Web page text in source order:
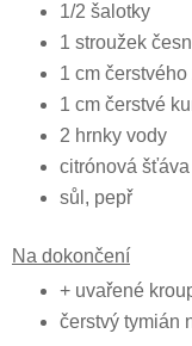
1/2 šalotky
1 stroužek
1 cm čerstvého
1 cm čerstvé
2 hrnky vody
citrónová
sůl, pepř
Na dokončení
+ uvařené
čerstvý tymián